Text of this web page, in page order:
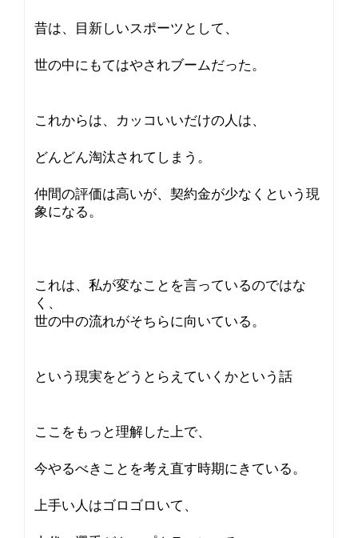
昔は、目新しいスポーツとして、
世の中にもてはやされブームだった。
これからは、カッコいいだけの人は、
どんどん淘汰されてしまう。
仲間の評価は高いが、契約金が少なくという現
象になる。
これは、私が変なことを言っているのではな
く、
世の中の流れがそちらに向いている。
という現実をどうとらえていくかという話
ここをもっと理解した上で、
今やるべきことを考え直す時期にきている。
上手い人はゴロゴロいて、